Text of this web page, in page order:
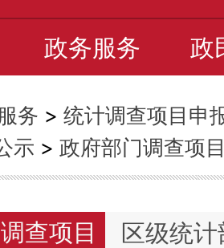
政务服务 政
务 > 统计调查项目申
示 > 政府部门调查项
查项目 区级统